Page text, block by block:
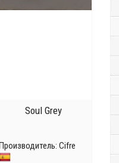
Soul Grey
Cifre